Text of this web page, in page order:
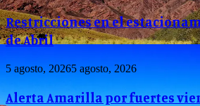
Restricciones en el
de Abril
5 agosto, 20265 agosto, 2026
Alerta Amarilla por fuertes